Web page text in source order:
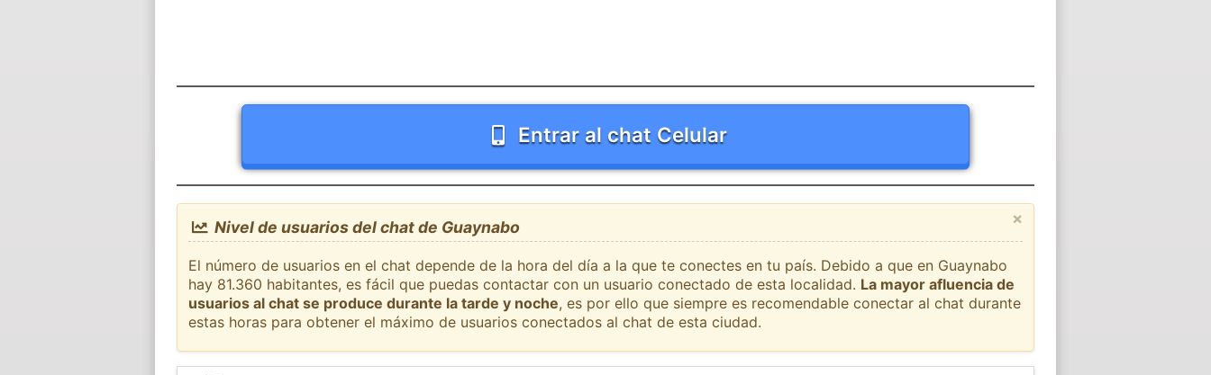
Entrar al chat Celular
×
Nivel de usuarios del chat de Guaynabo
El número de usuarios en el chat depende de la hora del día a la que te conectes en tu país. Debido a que en Guaynabo
hay 81.360 habitantes, es fácil que puedas contactar con un usuario conectado de esta localidad. La mayor afluencia de
usuarios al chat se produce durante la tarde y noche, es por ello que siempre es recomendable conectar al chat durante
estas horas para obtener el máximo de usuarios conectados al chat de esta ciudad.